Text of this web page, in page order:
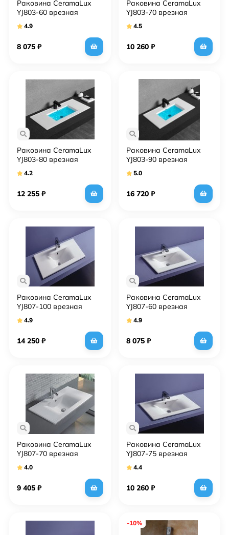
Раковина CeramaLux
YJ803-60 врезная
4.9
8 075 ₽
Раковина CeramaLux
YJ803-70 врезная
4.5
10 260 ₽
Раковина CeramaLux
YJ803-80 врезная
4.2
12 255 ₽
Раковина CeramaLux
YJ803-90 врезная
5.0
16 720 ₽
Раковина CeramaLux
YJ807-100 врезная
4.9
14 250 ₽
Раковина CeramaLux
YJ807-60 врезная
4.9
8 075 ₽
Раковина CeramaLux
YJ807-70 врезная
4.0
9 405 ₽
Раковина CeramaLux
YJ807-75 врезная
4.4
10 260 ₽
-10%